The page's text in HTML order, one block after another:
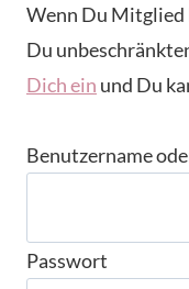
Wenn Du Mitglied
Du
Dich ein und Du
Benutzername
Passwort